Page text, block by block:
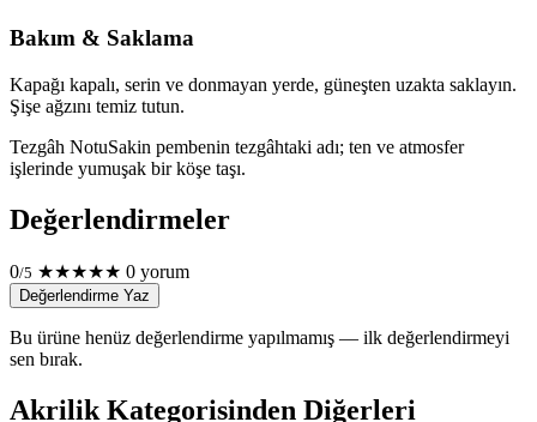
Bakım & Saklama
Kapağı kapalı, serin ve donmayan yerde, güneşten uzakta saklayın.
Şişe ağzını temiz tutun.
Tezgâh NotuSakin pembenin tezgâhtaki adı; ten ve atmosfer
işlerinde yumuşak bir köşe taşı.
Değerlendirmeler
0/5 ★★★★★ 0 yorum
Değerlendirme Yaz
Bu ürüne henüz değerlendirme yapılmamış — ilk değerlendirmeyi
sen bırak.
Akrilik Kategorisinden Diğerleri